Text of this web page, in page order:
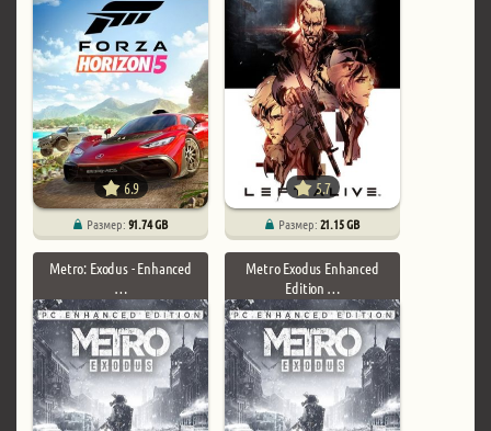
6.9
Размер:91.74 GB
5.7
Размер:21.15 GB
Metro: Exodus - Enhanced
…
Metro Exodus Enhanced
Edition …